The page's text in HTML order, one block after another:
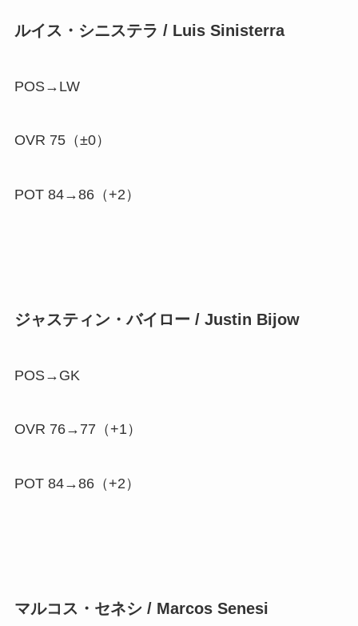
ルイス・シニステラ / Luis Sinisterra
POS→LW
OVR 75（±0）
POT 84→86（+2 ）
ジャスティン・バイロー / Justin Bijow
POS→GK
OVR 76→77（+1）
POT 84→86（+2 ）
マルコス・セネシ / Marcos Senesi